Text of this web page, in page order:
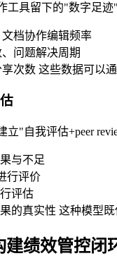
具留下的"数字足
档协作编辑频率
问题解决周期
次数 这些数据可以
"自我评估+peer
与不足
行评价
评估
的真实性 这种模型
绩效管控闭